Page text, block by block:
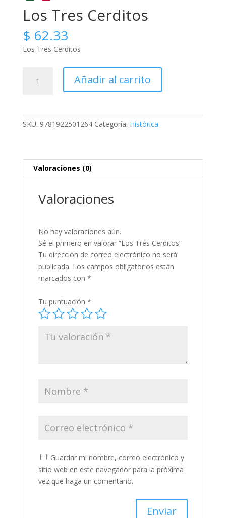
Los Tres Cerditos
$ 62.33
Los Tres Cerditos
Añadir al carrito
SKU: 9781922501264 Categoría: Histórica
Valoraciones (0)
Valoraciones
No hay valoraciones aún.
Sé el primero en valorar “Los Tres Cerditos”
Tu dirección de correo electrónico no será
publicada. Los campos obligatorios están
marcados con *
Tu puntuación *
Guardar mi nombre, correo electrónico y
sitio web en este navegador para la próxima
vez que haga un comentario.